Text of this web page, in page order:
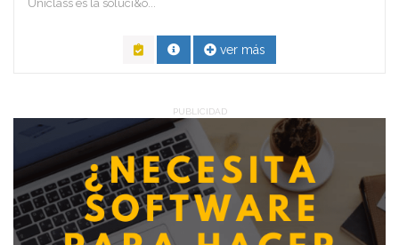
Uniclass es la soluci&o...
ver más
PUBLICIDAD